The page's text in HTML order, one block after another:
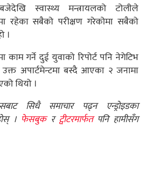
स्वास्थ्य मन्त्रायलको टोलीले
रहेका सबैको परीक्षण गरेकोमा सबैको
।
काम गर्ने दुई युवाको रिपोर्ट पनि नेगेटिभ
अपार्टमेन्टमा बस्दै आएका २ जनामा
थियो ।
सिधै समाचार पढ्न एन्ड्रोइडका
। फेसबुकरट्वीटरमार्फतपनि हामीसँग